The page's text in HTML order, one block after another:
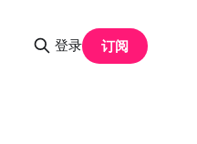
登录 订阅